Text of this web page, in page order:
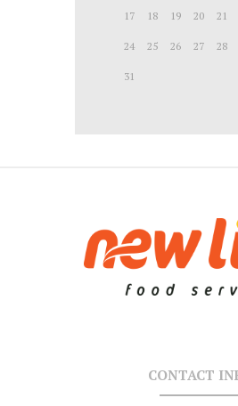
17 18 19 20 21
24 25 26 27 28
31
CONTACT